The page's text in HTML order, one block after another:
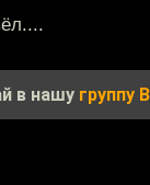
в нашу группу